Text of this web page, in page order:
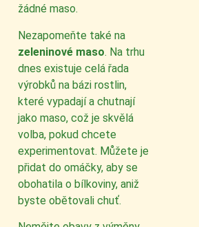
žádné maso.
Nezapomeňte také na
zeleninové maso. Na trhu
dnes existuje celá řada
výrobků na bázi rostlin,
které vypadají a chutnají
jako maso, což je skvělá
volba, pokud chcete
experimentovat. Můžete je
přidat do omáčky, aby se
obohatila o bílkoviny, aniž
byste obětovali chuť.